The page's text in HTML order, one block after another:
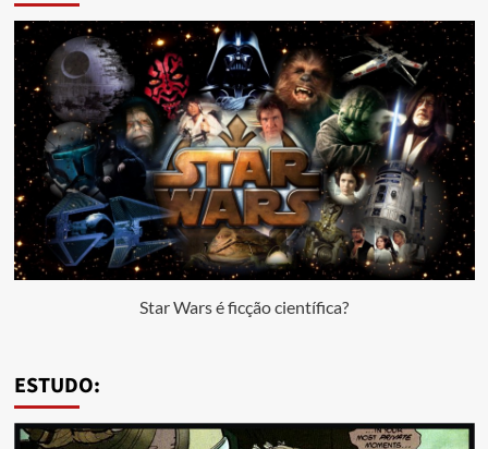
Star Wars é ficção científica?
ESTUDO: